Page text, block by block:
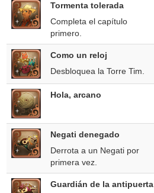
Tormenta tolerada
Completa el capítulo
primero.
Como un reloj
Desbloquea la Torre Tim.
Hola, arcano
Negati denegado
Derrota a un Negati por
primera vez.
Guardián de la antipuerta